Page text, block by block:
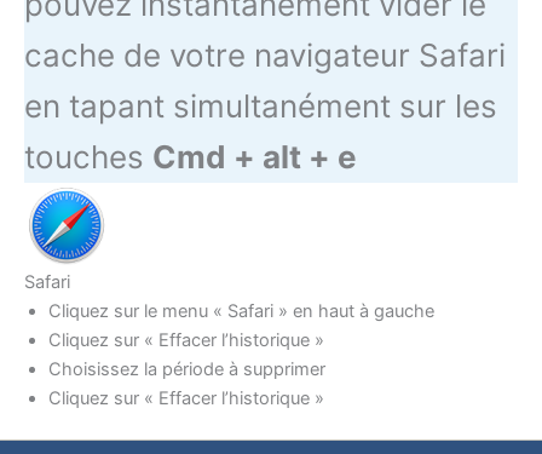
cache de votre navigateur Safari
en tapant simultanément sur les
touches Cmd + alt + e
Safari
Cliquez sur le menu « Safari » en haut à gauche
Cliquez sur « Effacer l’historique »
Choisissez la période à supprimer
Cliquez sur « Effacer l’historique »